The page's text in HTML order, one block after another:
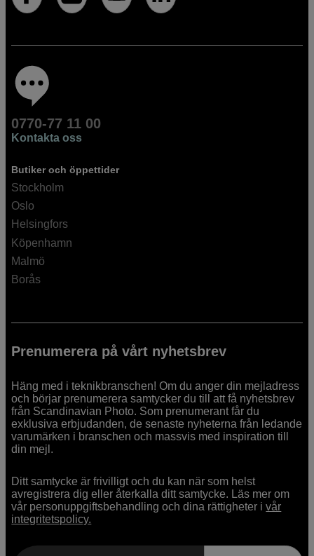
0770-77 11 00
Kontakta oss
Butiker och öppettider
Stockholm
Oslo
Helsingfors
Köpenhamn
Malmö
Borås
Prenumerera på vårt nyhetsbrev
Häng med i teknikbranschen! Om du anger din mejladress
och börjar prenumerera samtycker du till att få nyhetsbrev
från Scandinavian Photo. Som prenumerant får du
exklusiva erbjudanden, de senaste nyheterna från ledande
varumärken i branschen och massvis med inspiration till
din mejl.
Ditt samtycke är frivilligt och du kan när som helst
avregistrera dig eller återkalla ditt samtycke. Läs mer om
vår personuppgiftsbehandling och dina rättigheter ivår
integritetspolicy.